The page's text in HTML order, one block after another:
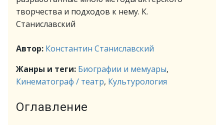
творчества и подходов к нему. К.
Станиславский
Автор: Константин Станиславский
Жанры и теги: Биографии и мемуары,
Кинематограф / театр, Культурология
Оглавление